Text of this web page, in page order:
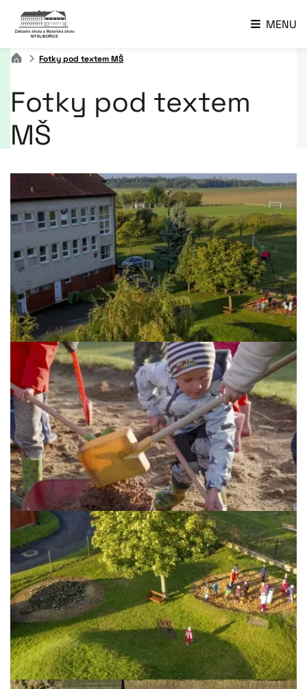
MENU
Fotky pod textem MŠ
Fotky pod textem
MŠ